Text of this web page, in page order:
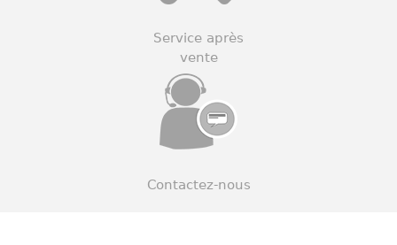
Service après
vente
Contactez-nous